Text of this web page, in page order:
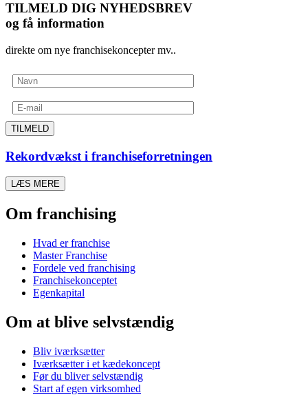
TILMELD DIG NYHEDSBREV
og få information
direkte om nye franchisekoncepter mv..
TILMELD
Rekordvækst i franchiseforretningen
LÆS MERE
Om franchising
Hvad er franchise
Master Franchise
Fordele ved franchising
Franchisekonceptet
Egenkapital
Om at blive selvstændig
Bliv iværksætter
Iværksætter i et kædekoncept
Før du bliver selvstændig
Start af egen virksomhed